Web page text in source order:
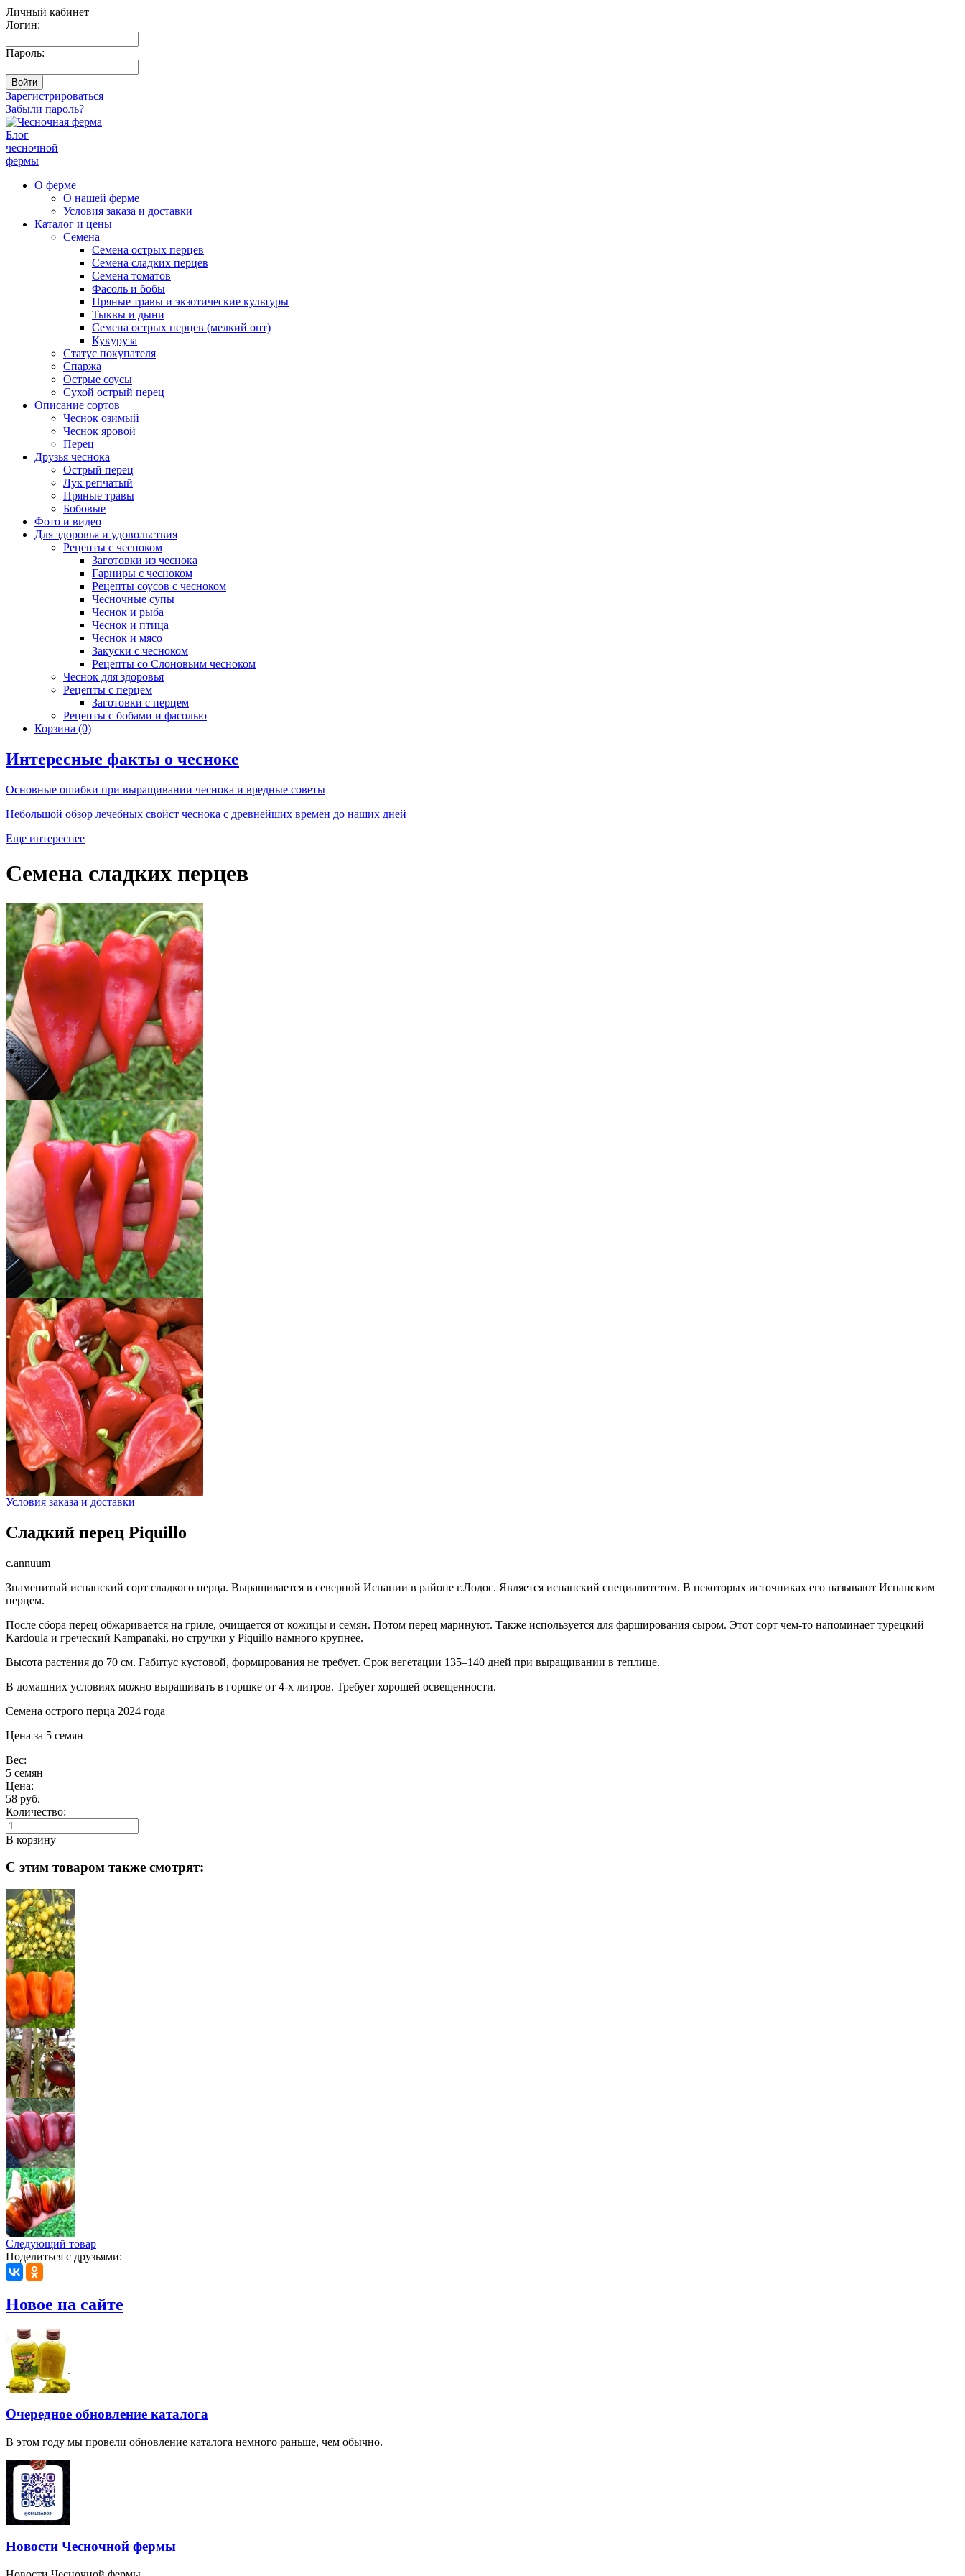
Личный кабинет
Логин:
Пароль:
Зарегистрироваться
Забыли пароль?
Блог
чесночной
фермы
О ферме
О нашей ферме
Условия заказа и доставки
Каталог и цены
Семена
Семена острых перцев
Семена сладких перцев
Семена томатов
Фасоль и бобы
Пряные травы и экзотические культуры
Тыквы и дыни
Семена острых перцев (мелкий опт)
Кукуруза
Статус покупателя
Спаржа
Острые соусы
Сухой острый перец
Описание сортов
Чеснок озимый
Чеснок яровой
Перец
Друзья чеснока
Острый перец
Лук репчатый
Пряные травы
Бобовые
Фото и видео
Для здоровья и удовольствия
Рецепты с чесноком
Заготовки из чеснока
Гарниры с чесноком
Рецепты соусов с чесноком
Чесночные супы
Чеснок и рыба
Чеснок и птица
Чеснок и мясо
Закуски с чесноком
Рецепты со Слоновьим чесноком
Чеснок для здоровья
Рецепты с перцем
Заготовки с перцем
Рецепты с бобами и фасолью
Корзина (0)
Интересные факты о чесноке
Основные ошибки при выращивании чеснока и вредные советы
Небольшой обзор лечебных свойст чеснока с древнейших времен до наших дней
Еще интереснее
Семена сладких перцев
Условия заказа и доставки
Сладкий перец Piquillo
c.annuum
Знаменитый испанский сорт сладкого перца. Выращивается в северной Испании в районе г.Лодос. Является испанский специалитетом. В некоторых источниках его называют Испанским
перцем.
После сбора перец обжаривается на гриле, очищается от кожицы и семян. Потом перец маринуют. Также используется для фарширования сыром. Этот сорт чем-то напоминает турецкий
Kardoula и греческий Kampanaki, но стручки у Piquillo намного крупнее.
Высота растения до 70 см. Габитус кустовой, формирования не требует. Срок вегетации 135–140 дней при выращивании в теплице.
В домашних условиях можно выращивать в горшке от 4-х литров. Требует хорошей освещенности.
Семена острого перца 2024 года
Цена за 5 семян
Вес:
5 семян
Цена:
58 руб.
Количество:
В корзину
С этим товаром также смотрят:
Следующий товар
Поделиться с друзьями:
Новое на сайте
Очередное обновление каталога
В этом году мы провели обновление каталога немного раньше, чем обычно.
Новости Чесночной фермы